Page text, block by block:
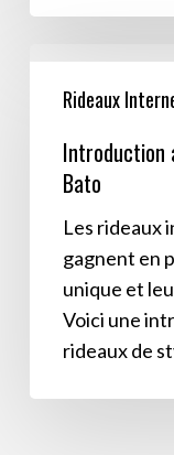
Introduction
Intérieurs
Style
Rideaux
Introduction
Bato
Les rideaux
gagnent en
unique et
Voici une
rideaux de